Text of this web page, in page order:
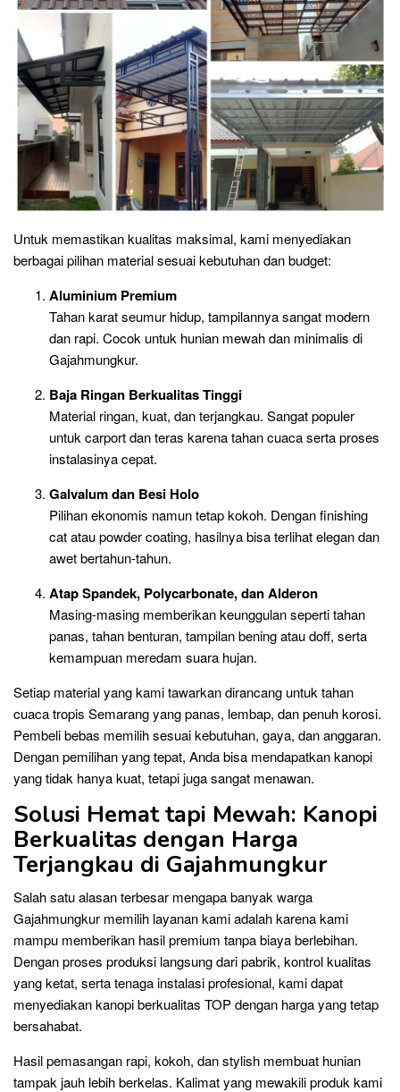
Untuk memastikan kualitas maksimal, kami menyediakan
berbagai pilihan material sesuai kebutuhan dan budget:
Aluminium Premium
Tahan karat seumur hidup, tampilannya sangat modern
dan rapi. Cocok untuk hunian mewah dan minimalis di
Gajahmungkur.
Baja Ringan Berkualitas Tinggi
Material ringan, kuat, dan terjangkau. Sangat populer
untuk carport dan teras karena tahan cuaca serta proses
instalasinya cepat.
Galvalum dan Besi Holo
Pilihan ekonomis namun tetap kokoh. Dengan finishing
cat atau powder coating, hasilnya bisa terlihat elegan dan
awet bertahun-tahun.
Atap Spandek, Polycarbonate, dan Alderon
Masing-masing memberikan keunggulan seperti tahan
panas, tahan benturan, tampilan bening atau doff, serta
kemampuan meredam suara hujan.
Setiap material yang kami tawarkan dirancang untuk tahan
cuaca tropis Semarang yang panas, lembap, dan penuh korosi.
Pembeli bebas memilih sesuai kebutuhan, gaya, dan anggaran.
Dengan pemilihan yang tepat, Anda bisa mendapatkan kanopi
yang tidak hanya kuat, tetapi juga sangat menawan.
Solusi Hemat tapi Mewah: Kanopi
Berkualitas dengan Harga
Terjangkau di Gajahmungkur
Salah satu alasan terbesar mengapa banyak warga
Gajahmungkur memilih layanan kami adalah karena kami
mampu memberikan hasil premium tanpa biaya berlebihan.
Dengan proses produksi langsung dari pabrik, kontrol kualitas
yang ketat, serta tenaga instalasi profesional, kami dapat
menyediakan kanopi berkualitas TOP dengan harga yang tetap
bersahabat.
Hasil pemasangan rapi, kokoh, dan stylish membuat hunian
tampak jauh lebih berkelas. Kalimat yang mewakili produk kami